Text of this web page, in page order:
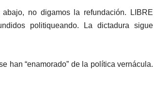
no digamos la refundación. LIBRE
politiqueando. La dictadura sigue
han “enamorado” de la política vernácula.